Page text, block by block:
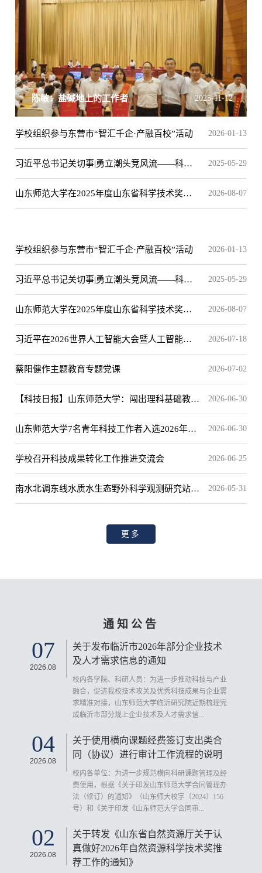
学校召开科技成果转化工作推进交流会 2026-06-25
学校组织参与东营市“智汇千企·产融百校”活动 2026-01-13
习近平总书记关切事|勇立潮头竞风流——科技
工作者大有作为（上篇）
2025-05-29
山东师范大学在2025年度山东省科学技术奖评
选中获重大突破
2026-08-07
学校组织参与东营市“智汇千企·产融百校”活动 2026-01-13
习近平总书记关切事|勇立潮头竞风流——科技
工作者大有作为（上篇）
2025-05-29
山东师范大学在2025年度山东省科学技术奖评
选中获重大突破
2026-08-07
习近平在2026世界人工智能大会暨人工智能全
球治理高级别会议开幕式上的主旨讲话（全文）
2026-07-18
蔡阳健作主题教育专题党课 2026-07-02
【科技日报】山东师范大学：闯出理科基础教育
新路子
2026-06-30
山东师范大学7名青年科技工作者入选2026年度
山东省青年科技人才托举工程
2026-06-30
学校召开科技成果转化工作推进交流会 2026-06-25
南水北调东线水质水生态野外科学观测研究站
2026年工作方案专家咨询会举行
2026-05-31
更多
通知公告
07
2026.08
关于发布临沂市2026年部分企业技术
及人才需求信息的通知
校内各学院、科研人员：为进一步推动科技与产业
融合，促进我校技术攻关及优秀科技成果与企业需
求精准对接，山东师范大学临沂研究院近期梳理完
成临沂市部分规上企业技术及人才需求信...
04
2026.08
关于使用横向课题经费签订支出类合
同（协议）进行审计工作流程的说明
校内各单位：为进一步规范横向科研课题管理及经
费使用，根据《关于印发山东师范大学合同管理办
法（修订）的通知》（山东师大校字〔2024〕156
号）和《关于印发《山东师范大学合同审...
02
2026.08
关于转发《山东省自然资源厅关于认
真做好2026年自然资源科学技术奖推
荐工作的通知》